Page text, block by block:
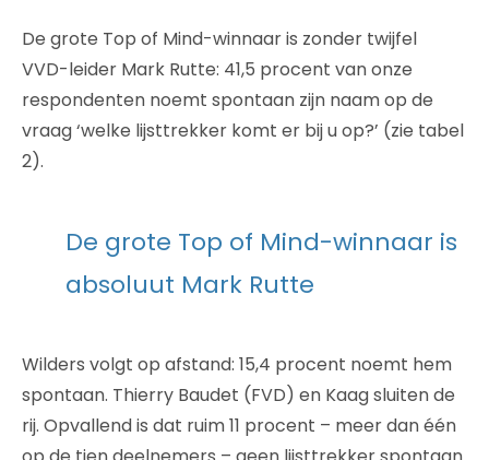
De grote Top of Mind-winnaar is zonder twijfel
VVD-leider Mark Rutte: 41,5 procent van onze
respondenten noemt spontaan zijn naam op de
vraag ‘welke lijsttrekker komt er bij u op?’ (zie tabel
2).
De grote Top of Mind-winnaar is
absoluut Mark Rutte
Wilders volgt op afstand: 15,4 procent noemt hem
spontaan. Thierry Baudet (FVD) en Kaag sluiten de
rij. Opvallend is dat ruim 11 procent – meer dan één